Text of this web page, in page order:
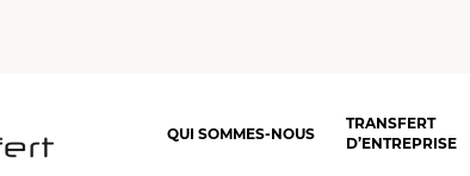
QUI SOMMES-NOUS
TRANSFERT
D’ENTREPRISE